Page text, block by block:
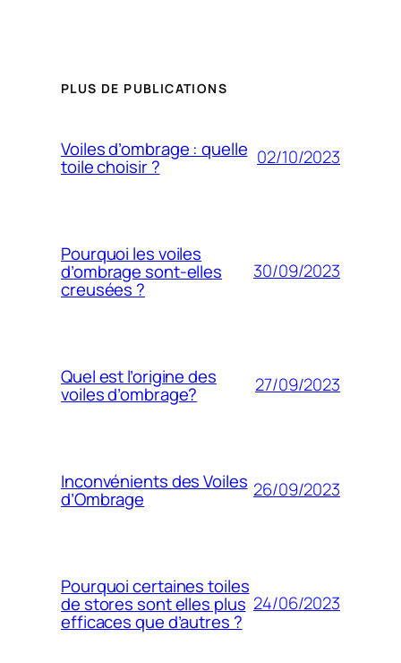
PLUS DE PUBLICATIONS
Voiles d’ombrage : quelle
toile choisir ? 02/10/2023
Pourquoi les voiles
d’ombrage sont-elles
creusées ?
30/09/2023
Quel est l’origine des
voiles d’ombrage? 27/09/2023
Inconvénients des Voiles
d’Ombrage 26/09/2023
Pourquoi certaines toiles
de stores sont elles plus
efficaces que d’autres ?
24/06/2023